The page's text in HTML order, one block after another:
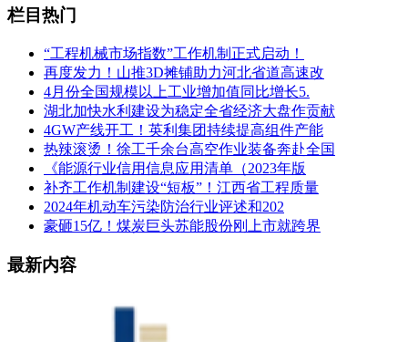
栏目热门
“工程机械市场指数”工作机制正式启动！
再度发力！山推3D摊铺助力河北省道高速改
4月份全国规模以上工业增加值同比增长5.
湖北加快水利建设为稳定全省经济大盘作贡献
4GW产线开工！英利集团持续提高组件产能
热辣滚烫！徐工千余台高空作业装备奔赴全国
《能源行业信用信息应用清单（2023年版
补齐工作机制建设“短板”！江西省工程质量
2024年机动车污染防治行业评述和202
豪砸15亿！煤炭巨头苏能股份刚上市就跨界
最新内容